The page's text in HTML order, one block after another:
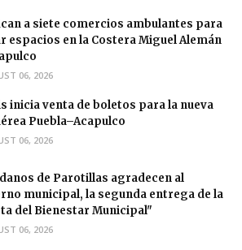
a siete comercios ambulantes para
espacios en la Costera Miguel Alemán
06, 2026
inicia venta de boletos para la nueva
Puebla–Acapulco
06, 2026
de Parotillas agradecen al
municipal, la segunda entrega de la
del Bienestar Municipal"
06, 2026